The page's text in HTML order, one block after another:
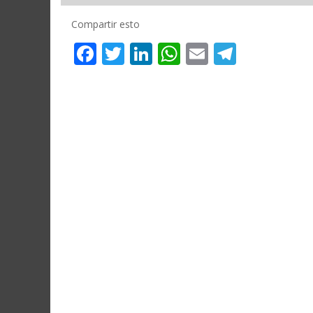
Compartir esto
Facebook
Twitter
LinkedIn
WhatsApp
Email